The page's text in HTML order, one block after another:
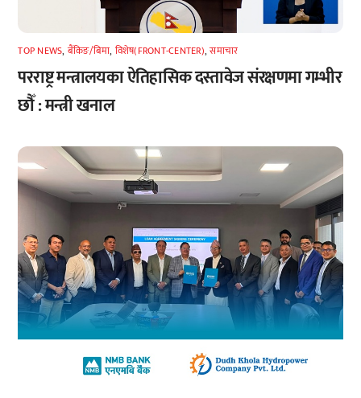
TOP NEWS, बैंकिङ/बिमा, विशेष(FRONT-CENTER),समाचार
परराष्ट्र मन्त्रालयका ऐतिहासिक दस्तावेज संरक्षणमा गम्भीर
छौँ : मन्त्री खनाल